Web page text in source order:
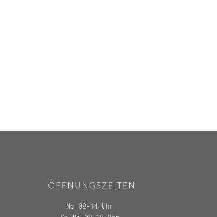
ÖFFNUNGSZEITEN
Mo 08-14 Uhr